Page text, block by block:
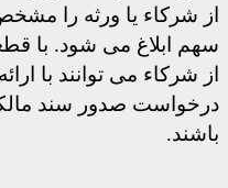
از شرکاء یا ورثه را
سهم ابلاغ می شود. با
از شرکاء می توانند با
درخواست صدور سند
باشند.